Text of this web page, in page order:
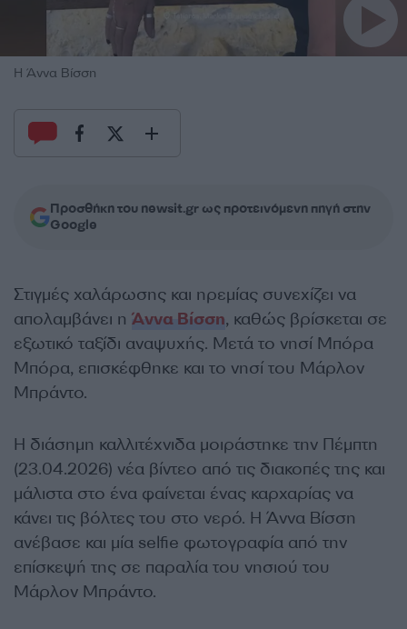
Η Άννα Βίσση
Προσθήκη του newsit.gr ως προτεινόμενη πηγή στην
Google
Στιγμές χαλάρωσης και ηρεμίας συνεχίζει να
απολαμβάνει η Άννα Βίσση, καθώς βρίσκεται σε
εξωτικό ταξίδι αναψυχής. Μετά το νησί Μπόρα
Μπόρα, επισκέφθηκε και το νησί του Μάρλον
Μπράντο.
Η διάσημη καλλιτέχνιδα μοιράστηκε την Πέμπτη
(23.04.2026) νέα βίντεο από τις διακοπές της και
μάλιστα στο ένα φαίνεται ένας καρχαρίας να
κάνει τις βόλτες του στο νερό. Η Άννα Βίσση
ανέβασε και μία selfie φωτογραφία από την
επίσκεψή της σε παραλία του νησιού του
Μάρλον Μπράντο.